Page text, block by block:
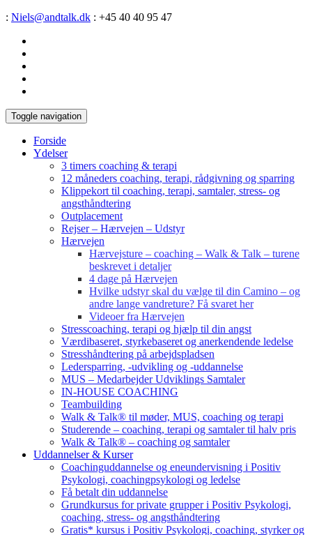
: Niels@andtalk.dk : +45 40 40 95 47
Toggle navigation
Forside
Ydelser
3 timers coaching & terapi
12 måneders coaching, terapi, rådgivning og sparring
Klippekort til coaching, terapi, samtaler, stress- og
angsthåndtering
Outplacement
Rejser – Hærvejen – Udstyr
Hærvejen
Hærvejsture – coaching – Walk & Talk – turene
beskrevet i detaljer
4 dage på Hærvejen
Hvilke udstyr skal du vælge til din Camino – og
andre lange vandreture? Få svaret her
Videoer fra Hærvejen
Stresscoaching, terapi og hjælp til din angst
Værdibaseret, styrkebaseret og anerkendende ledelse
Stresshåndtering på arbejdspladsen
Ledersparring, -udvikling og -uddannelse
MUS – Medarbejder Udviklings Samtaler
IN-HOUSE COACHING
Teambuilding
Walk & Talk® til møder, MUS, coaching og terapi
Studerende – coaching, terapi og samtaler til halv pris
Walk & Talk® – coaching og samtaler
Uddannelser & Kurser
Coachinguddannelse og eneundervisning i Positiv
Psykologi, coachingpsykologi og ledelse
Få betalt din uddannelse
Grundkursus for private grupper i Positiv Psykologi,
coaching, stress- og angsthåndtering
Gratis* kursus i Positiv Psykologi, coaching, styrker og